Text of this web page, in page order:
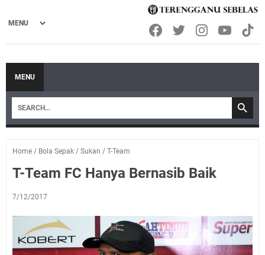
MENU
Home / Bola Sepak / Sukan / T-Team
T-Team FC Hanya Bernasib Baik
7/12/2017